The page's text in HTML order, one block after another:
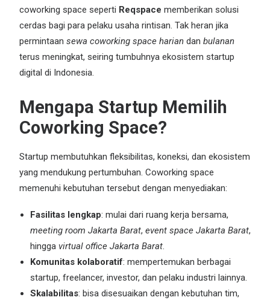
coworking space seperti Reqspace memberikan solusi
cerdas bagi para pelaku usaha rintisan. Tak heran jika
permintaan sewa coworking space harian dan bulanan
terus meningkat, seiring tumbuhnya ekosistem startup
digital di Indonesia.
Mengapa Startup Memilih
Coworking Space?
Startup membutuhkan fleksibilitas, koneksi, dan ekosistem
yang mendukung pertumbuhan. Coworking space
memenuhi kebutuhan tersebut dengan menyediakan:
Fasilitas lengkap: mulai dari ruang kerja bersama,
meeting room Jakarta Barat, event space Jakarta Barat,
hingga virtual office Jakarta Barat.
Komunitas kolaboratif: mempertemukan berbagai
startup, freelancer, investor, dan pelaku industri lainnya.
Skalabilitas: bisa disesuaikan dengan kebutuhan tim,